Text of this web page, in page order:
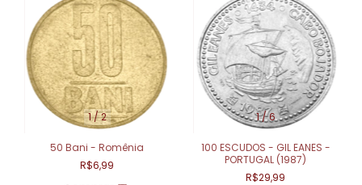
1/2
50 Bani - Romênia
R$6,99
1/6
100 ESCUDOS - GIL EANES -
PORTUGAL (1987)
R$29,99